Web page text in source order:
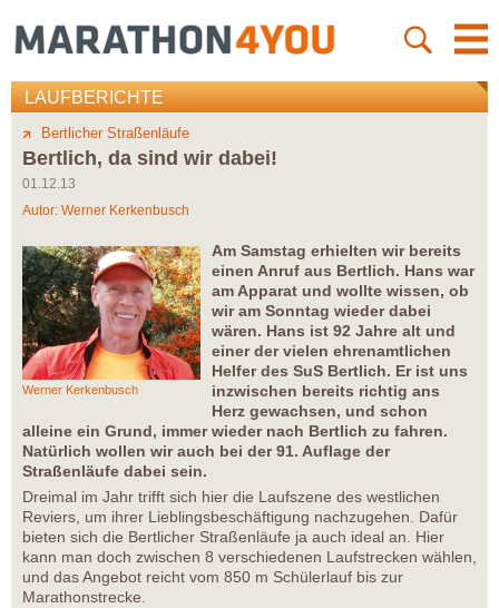
LAUFBERICHTE
Bertlicher Straßenläufe
Bertlich, da sind wir dabei!
01.12.13
Autor: Werner Kerkenbusch
Werner Kerkenbusch
Am Samstag erhielten wir bereits
einen Anruf aus Bertlich. Hans war
am Apparat und wollte wissen, ob
wir am Sonntag wieder dabei
wären. Hans ist 92 Jahre alt und
einer der vielen ehrenamtlichen
Helfer des SuS Bertlich. Er ist uns
inzwischen bereits richtig ans
Herz gewachsen, und schon
alleine ein Grund, immer wieder nach Bertlich zu fahren.
Natürlich wollen wir auch bei der 91. Auflage der
Straßenläufe dabei sein.
Dreimal im Jahr trifft sich hier die Laufszene des westlichen
Reviers, um ihrer Lieblingsbeschäftigung nachzugehen. Dafür
bieten sich die Bertlicher Straßenläufe ja auch ideal an. Hier
kann man doch zwischen 8 verschiedenen Laufstrecken wählen,
und das Angebot reicht vom 850 m Schülerlauf bis zur
Marathonstrecke.